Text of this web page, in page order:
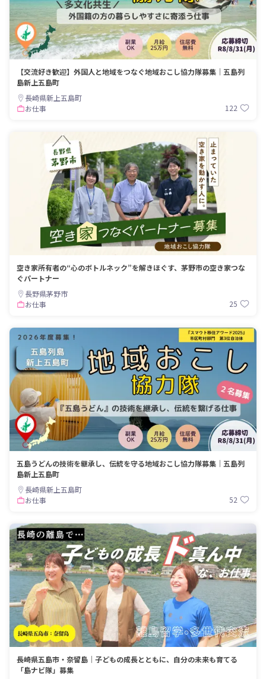
【交流好き歓迎】外国人と地域をつなぐ地域おこし協力隊募集｜五島列
島新上五島町
長崎県新上五島町
お仕事
122
空き家所有者の“心のボトルネック”を解きほぐす、茅野市の空き家つな
ぐパートナー
長野県茅野市
お仕事
25
五島うどんの技術を継承し、伝統を守る地域おこし協力隊募集｜五島列
島新上五島町
長崎県新上五島町
お仕事
52
長崎県五島市・奈留島｜子どもの成長とともに、自分の未来も育てる
「島ナビ隊」募集